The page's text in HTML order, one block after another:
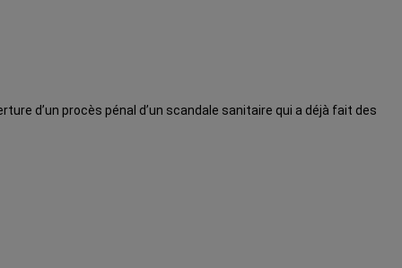
d’un procès pénal d’un scandale sanitaire qui a déjà fait des